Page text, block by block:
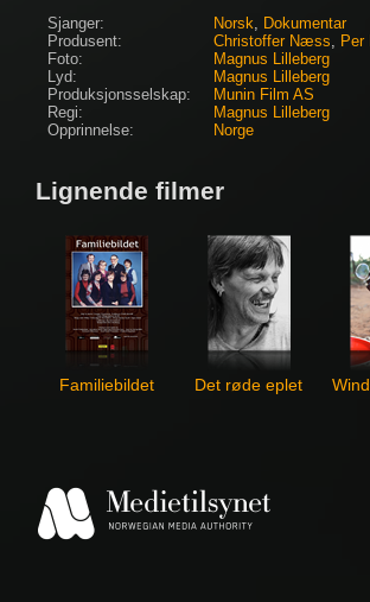
Sjanger: Norsk, Dokumentar
Produsent:
Christoffer Næss, Per
Foto:
Magnus Lilleberg
Lyd:
Magnus Lilleberg
Produksjonsselskap:
Munin Film AS
Regi:
Magnus Lilleberg
Opprinnelse:
Norge
Lignende filmer
Familiebildet Det røde eplet